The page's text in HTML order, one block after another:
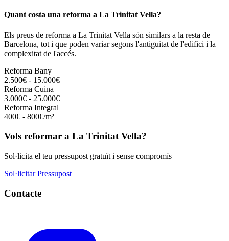
Quant costa una reforma a La Trinitat Vella?
Els preus de reforma a La Trinitat Vella són similars a la resta de
Barcelona, tot i que poden variar segons l'antiguitat de l'edifici i la
complexitat de l'accés.
Reforma Bany
2.500€ - 15.000€
Reforma Cuina
3.000€ - 25.000€
Reforma Integral
400€ - 800€/m²
Vols reformar a La Trinitat Vella?
Sol·licita el teu pressupost gratuït i sense compromís
Sol·licitar Pressupost
Contacte